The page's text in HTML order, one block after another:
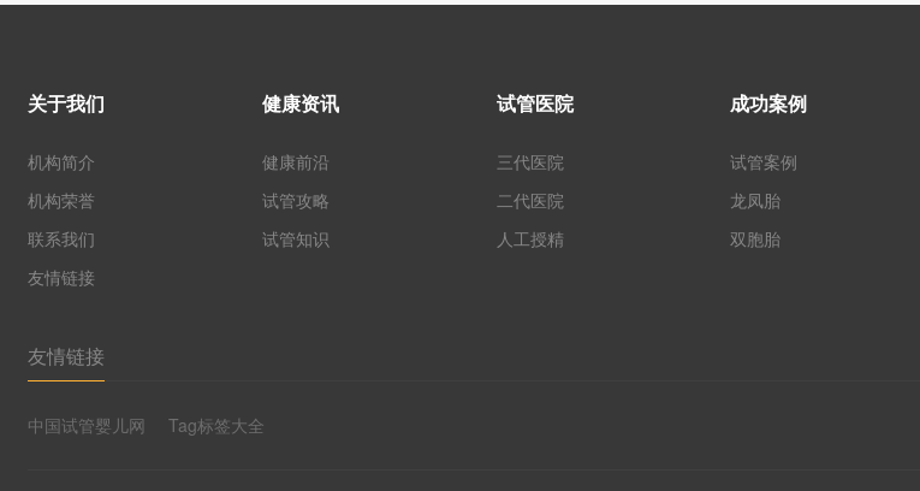
关于我们
机构简介
机构荣誉
联系我们
友情链接
健康资讯
健康前沿
试管攻略
试管知识
试管医院
三代医院
二代医院
人工授精
成功案例
试管案例
龙凤胎
双胞胎
友情链接
中国试管婴儿网 Tag标签大全